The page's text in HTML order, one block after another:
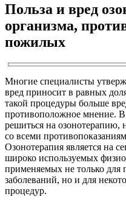
Польза и вред
организма,
пожилых
Многие специалисты
вред приносит в равных
такой процедуры больше
противоположное мнение.
решиться на озонотерапию,
со всеми
Озонотерапия является на
широко используемых
применяемых не только для
заболеваний, но и для
процедур.